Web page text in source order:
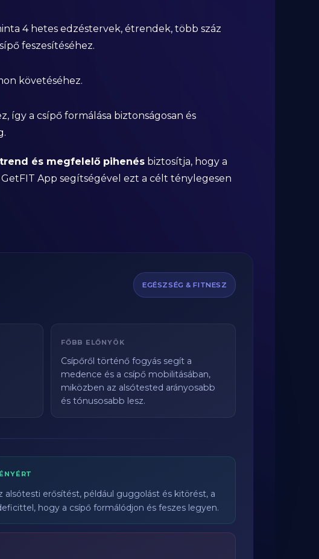
4 hetes edzéstervek, étrendek, több száz
feszesítéséhez.
követéséhez.
így a csípő formálása biztonságosan és
és megfelelő pihenésbiztosítja, hogy a
App segítségével ezt a célt ténylegesen
EGÉSZSÉG & FITNESZ
FŐBB ELŐNYÖK
Csípőről történő fogyás segít a
medence és a csípő mobilitásában,
miközben az alsótested arányosabb
és tónusosabb lesz.
alsótesti erősítést, például guggolást és kitörést, a
hogy a csípő formálódjon és feszes legyen.